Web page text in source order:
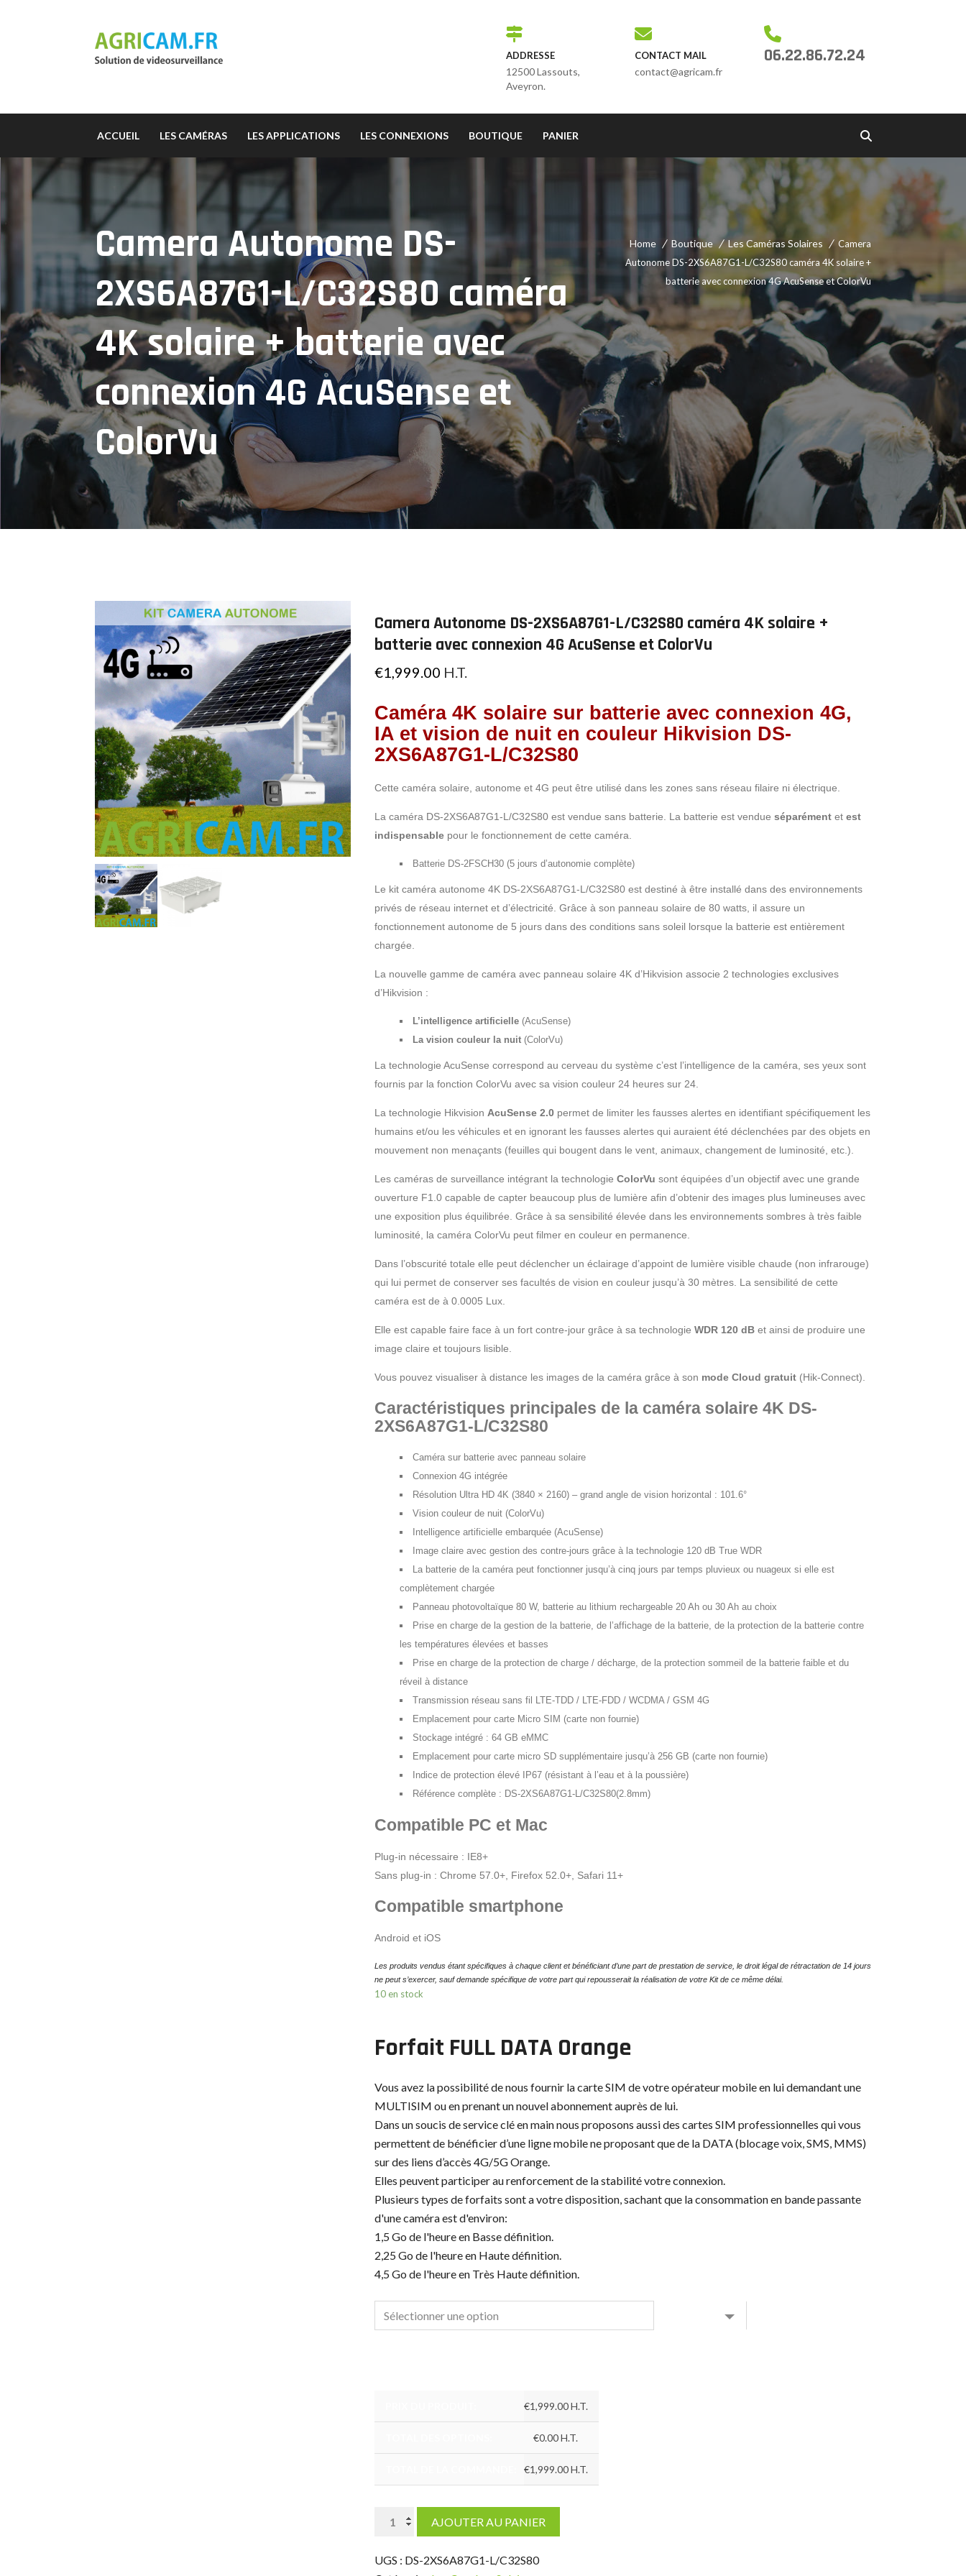
ADDRESSE
12500 Lassouts,
Aveyron.
CONTACT MAIL
contact@agricam.fr
06.22.86.72.24
ACCUEIL LES CAMÉRAS LES APPLICATIONS LES CONNEXIONS BOUTIQUE PANIER
Camera Autonome DS-
2XS6A87G1-L/C32S80 caméra
4K solaire + batterie avec
connexion 4G AcuSense et
ColorVu
Home Boutique Les Caméras Solaires
Camera
Autonome DS-2XS6A87G1-L/C32S80 caméra 4K solaire +
batterie avec connexion 4G AcuSense et ColorVu
Camera Autonome DS-2XS6A87G1-L/C32S80 caméra 4K solaire +
batterie avec connexion 4G AcuSense et ColorVu
€1,999.00 H.T.
Caméra 4K solaire sur batterie avec connexion 4G,
IA et vision de nuit en couleur Hikvision DS-
2XS6A87G1-L/C32S80
Cette caméra solaire, autonome et 4G peut être utilisé dans les zones sans réseau filaire ni électrique.
La caméra DS-2XS6A87G1-L/C32S80 est vendue sans batterie. La batterie est vendue séparémentet est
indispensablepour le fonctionnement de cette caméra.
Batterie DS-2FSCH30 (5 jours d’autonomie complète)
Le kit caméra autonome 4K DS-2XS6A87G1-L/C32S80 est destiné à être installé dans des environnements
privés de réseau internet et d’électricité. Grâce à son panneau solaire de 80 watts, il assure un
fonctionnement autonome de 5 jours dans des conditions sans soleil lorsque la batterie est entièrement
chargée.
La nouvelle gamme de caméra avec panneau solaire 4K d’Hikvision associe 2 technologies exclusives
d’Hikvision :
L’intelligence artificielle(AcuSense)
La vision couleur la nuit(ColorVu)
La technologie AcuSense correspond au cerveau du système c’est l’intelligence de la caméra, ses yeux sont
fournis par la fonction ColorVu avec sa vision couleur 24 heures sur 24.
La technologie Hikvision AcuSense 2.0permet de limiter les fausses alertes en identifiant spécifiquement les
humains et/ou les véhicules et en ignorant les fausses alertes qui auraient été déclenchées par des objets en
mouvement non menaçants (feuilles qui bougent dans le vent, animaux, changement de luminosité, etc.).
Les caméras de surveillance intégrant la technologie ColorVu sont équipées d’un objectif avec une grande
ouverture F1.0 capable de capter beaucoup plus de lumière afin d’obtenir des images plus lumineuses avec
une exposition plus équilibrée. Grâce à sa sensibilité élevée dans les environnements sombres à très faible
luminosité, la caméra ColorVu peut filmer en couleur en permanence.
Dans l’obscurité totale elle peut déclencher un éclairage d’appoint de lumière visible chaude (non infrarouge)
qui lui permet de conserver ses facultés de vision en couleur jusqu’à 30 mètres. La sensibilité de cette
caméra est de à 0.0005 Lux.
Elle est capable faire face à un fort contre-jour grâce à sa technologie WDR 120 dBet ainsi de produire une
image claire et toujours lisible.
Vous pouvez visualiser à distance les images de la caméra grâce à son mode Cloud gratuit (Hik-Connect).
Caractéristiques principales de la caméra solaire 4K DS-
2XS6A87G1-L/C32S80
Caméra sur batterie avec panneau solaire
Connexion 4G intégrée
Résolution Ultra HD 4K (3840 × 2160) – grand angle de vision horizontal : 101.6°
Vision couleur de nuit (ColorVu)
Intelligence artificielle embarquée (AcuSense)
Image claire avec gestion des contre-jours grâce à la technologie 120 dB True WDR
La batterie de la caméra peut fonctionner jusqu’à cinq jours par temps pluvieux ou nuageux si elle est
complètement chargée
Panneau photovoltaïque 80 W, batterie au lithium rechargeable 20 Ah ou 30 Ah au choix
Prise en charge de la gestion de la batterie, de l’affichage de la batterie, de la protection de la batterie contre
les températures élevées et basses
Prise en charge de la protection de charge / décharge, de la protection sommeil de la batterie faible et du
réveil à distance
Transmission réseau sans fil LTE-TDD / LTE-FDD / WCDMA / GSM 4G
Emplacement pour carte Micro SIM (carte non fournie)
Stockage intégré : 64 GB eMMC
Emplacement pour carte micro SD supplémentaire jusqu’à 256 GB (carte non fournie)
Indice de protection élevé IP67 (résistant à l’eau et à la poussière)
Référence complète : DS-2XS6A87G1-L/C32S80(2.8mm)
Compatible PC et Mac
Plug-in nécessaire : IE8+
Sans plug-in : Chrome 57.0+, Firefox 52.0+, Safari 11+
Compatible smartphone
Android et iOS
Les produits vendus étant spécifiques à chaque client et bénéficiant d’une part de prestation de service, le droit légal de rétractation de 14 jours
ne peut s’exercer, sauf demande spécifique de votre part qui repousserait la réalisation de votre Kit de ce même délai.
10 en stock
Forfait FULL DATA Orange
Vous avez la possibilité de nous fournir la carte SIM de votre opérateur mobile en lui demandant une
MULTISIM ou en prenant un nouvel abonnement auprès de lui.
Dans un soucis de service clé en main nous proposons aussi des cartes SIM professionnelles qui vous
permettent de bénéficier d’une ligne mobile ne proposant que de la DATA (blocage voix, SMS, MMS)
sur des liens d’accès 4G/5G Orange.
Elles peuvent participer au renforcement de la stabilité votre connexion.
Plusieurs types de forfaits sont a votre disposition, sachant que la consommation en bande passante
d'une caméra est d'environ:
1,5 Go de l'heure en Basse définition.
2,25 Go de l'heure en Haute définition.
4,5 Go de l'heure en Très Haute définition.
€1,999.00H.T.
€0.00H.T.
€1,999.00H.T.
quantité
AJOUTER AU PANIER
UGS : DS-2XS6A87G1-L/C32S80